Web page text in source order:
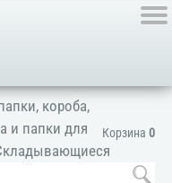
Корзина 0
короба,
и папки для